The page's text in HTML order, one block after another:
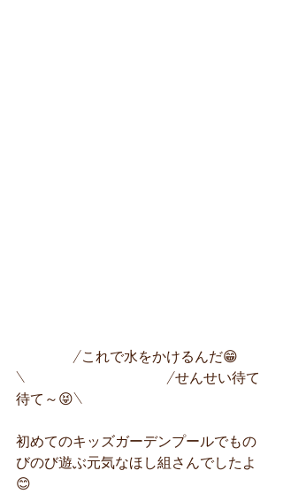
/これで水をかけるんだ😁
\　　　　　　　　　　/せんせい待て
待て～😝\
初めてのキッズガーデンプールでもの
びのび遊ぶ元気なほし組さんでしたよ
😊